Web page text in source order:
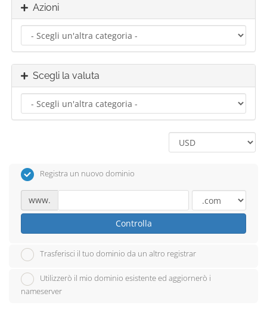
Azioni
Scegli la valuta
Registra un nuovo dominio
www.
Controlla
Trasferisci il tuo dominio da un altro registrar
Utilizzerò il mio dominio esistente ed aggiornerò i
nameserver